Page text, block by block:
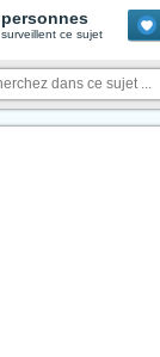
personnes
surveillent ce sujet